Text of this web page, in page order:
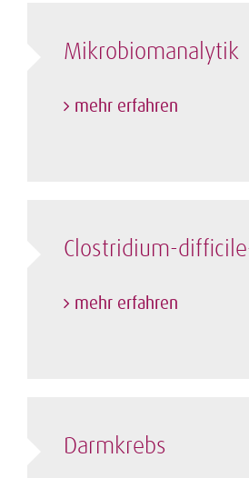
Mikrobiom­analytik
mehr erfahren
Clostridium-
mehr erfahren
Darmkrebs